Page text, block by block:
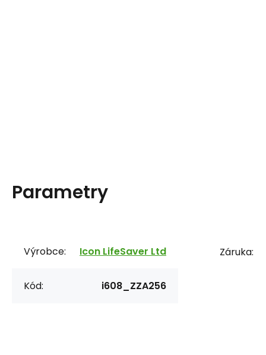
Parametry
Výrobce: Icon LifeSaver Ltd
Kód: i608_ZZA256
Záruka: